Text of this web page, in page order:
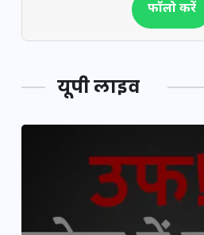
फॉलो करें
यूपी लाइव